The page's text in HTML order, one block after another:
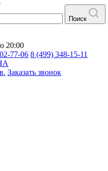
Поиск
20:00
77-06 8 (499) 348-15-11
Заказать звонок